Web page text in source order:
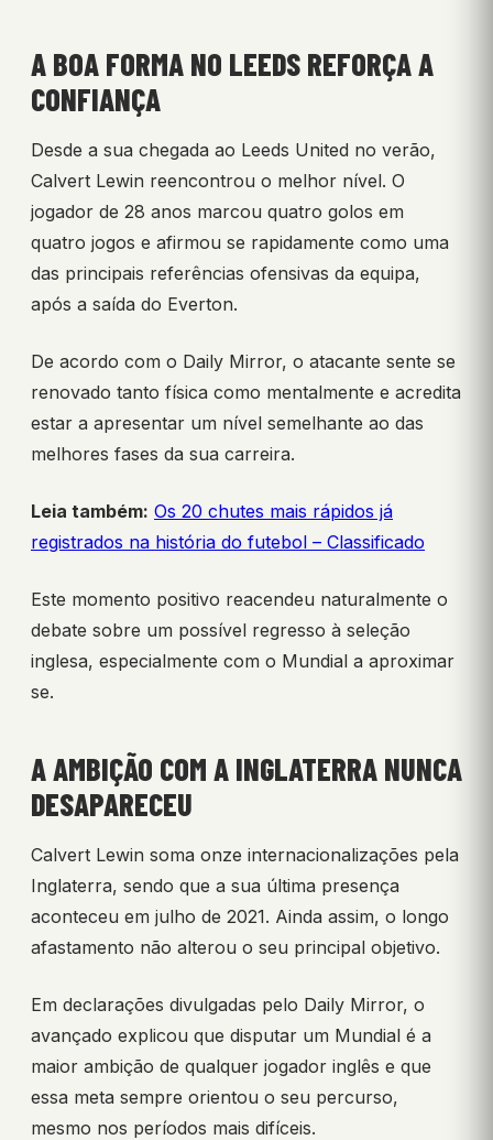
A BOA FORMA NO LEEDS REFORÇA A
CONFIANÇA
Desde a sua chegada ao Leeds United no verão,
Calvert Lewin reencontrou o melhor nível. O
jogador de 28 anos marcou quatro golos em
quatro jogos e afirmou se rapidamente como uma
das principais referências ofensivas da equipa,
após a saída do Everton.
De acordo com o Daily Mirror, o atacante sente se
renovado tanto física como mentalmente e acredita
estar a apresentar um nível semelhante ao das
melhores fases da sua carreira.
Leia também: Os 20 chutes mais rápidos já
registrados na história do futebol – Classificado
Este momento positivo reacendeu naturalmente o
debate sobre um possível regresso à seleção
inglesa, especialmente com o Mundial a aproximar
se.
A AMBIÇÃO COM A INGLATERRA NUNCA
DESAPARECEU
Calvert Lewin soma onze internacionalizações pela
Inglaterra, sendo que a sua última presença
aconteceu em julho de 2021. Ainda assim, o longo
afastamento não alterou o seu principal objetivo.
Em declarações divulgadas pelo Daily Mirror, o
avançado explicou que disputar um Mundial é a
maior ambição de qualquer jogador inglês e que
essa meta sempre orientou o seu percurso,
mesmo nos períodos mais difíceis.